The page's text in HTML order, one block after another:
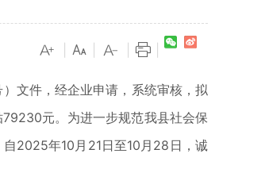
文件，经企业申请，系统审核，拟
元。为进一步规范我县社会保
2025年10月21日至10月28日，诚